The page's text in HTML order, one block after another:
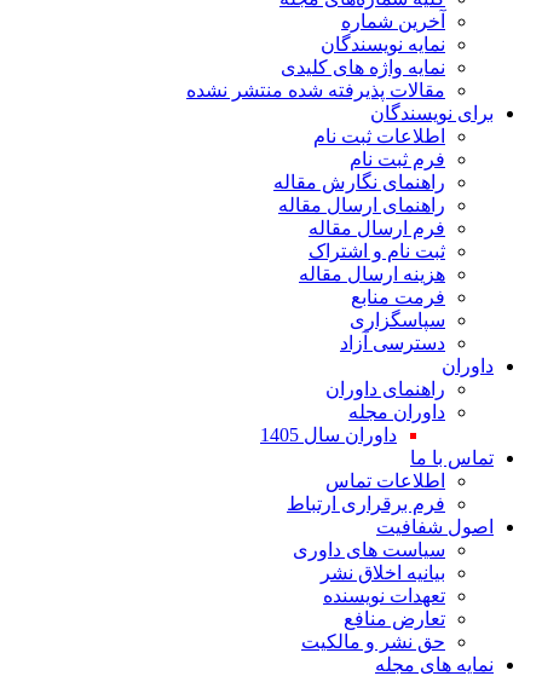
شماره
نویسندگان
واژه های کلیدی
پذیرفته شده منتشر نشده
ثبت نام
نگارش مقاله
ارسال مقاله
ارسال مقاله
نام و اشتراک
ارسال مقاله
آزاد
داوران
مجله
داوران سال 1405
تماس
برقراری ارتباط
های داوری
اخلاق نشر
نویسنده
منافع
نشر و مالکیت
مجله